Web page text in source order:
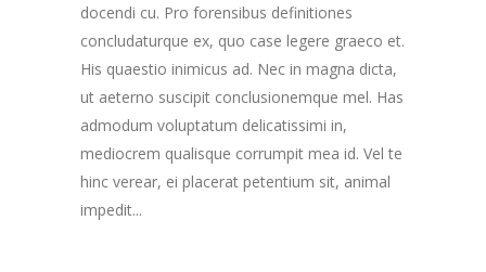
docendi cu. Pro forensibus definitiones
concludaturque ex, quo case legere graeco et.
His quaestio inimicus ad. Nec in magna dicta,
ut aeterno suscipit conclusionemque mel. Has
admodum voluptatum delicatissimi in,
mediocrem qualisque corrumpit mea id. Vel te
hinc verear, ei placerat petentium sit, animal
impedit...